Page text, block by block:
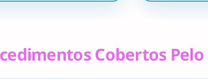
Cobertos